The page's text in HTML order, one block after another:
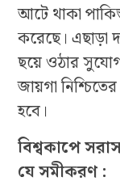
আটে থাকা
করেছে। এছাড়া
ছয়ে ওঠার
জায়গা
হবে।
বিশ্বকাপে
যে সমীকরণ :